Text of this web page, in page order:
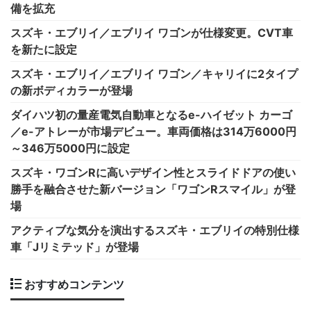
備を拡充
スズキ・エブリイ／エブリイ ワゴンが仕様変更。CVT車
を新たに設定
スズキ・エブリイ／エブリイ ワゴン／キャリイに2タイプ
の新ボディカラーが登場
ダイハツ初の量産電気自動車となるe-ハイゼット カーゴ
／e-アトレーが市場デビュー。車両価格は314万6000円
～346万5000円に設定
スズキ・ワゴンRに高いデザイン性とスライドドアの使い
勝手を融合させた新バージョン「ワゴンRスマイル」が登
場
アクティブな気分を演出するスズキ・エブリイの特別仕様
車「Jリミテッド」が登場
おすすめコンテンツ